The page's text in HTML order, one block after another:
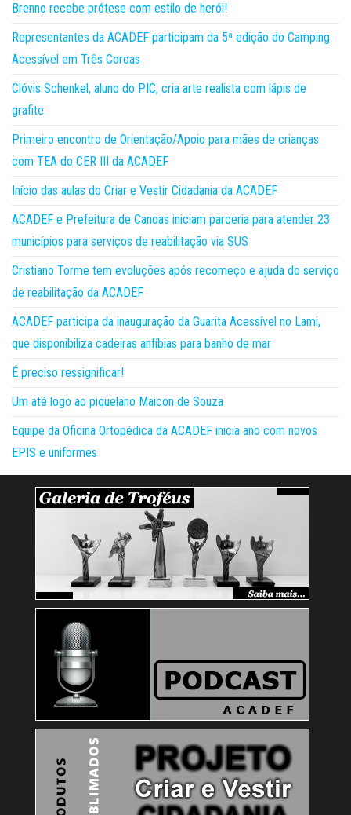
Brenno recebe prótese com estilo de herói!
Representantes da ACADEF participam da 5ª edição do Camping
Acessível em Três Coroas
Clóvis Schenkel, aluno do PIC, cria arte realista com lápis de
grafite
Primeiro encontro de Orientação/Apoio para mães de crianças
com TEA do CER III da ACADEF
Início das aulas do Criar e Vestir Cidadania da ACADEF
ACADEF e Prefeitura de Canoas iniciam parceria para atender 23
municípios para serviços de reabilitação via SUS
Cristiano Torme tem evoluções após recomeço e ajuda do serviço
de reabilitação da ACADEF
ACADEF participa da inauguração da Guarita Acessível no Lami,
que disponibiliza cadeiras anfíbias para banho de mar
É preciso ressignificar!
Um até logo ao piquelano Maicon de Souza
Equipe da Oficina Ortopédica da ACADEF inicia ano com novos
EPIS e uniformes